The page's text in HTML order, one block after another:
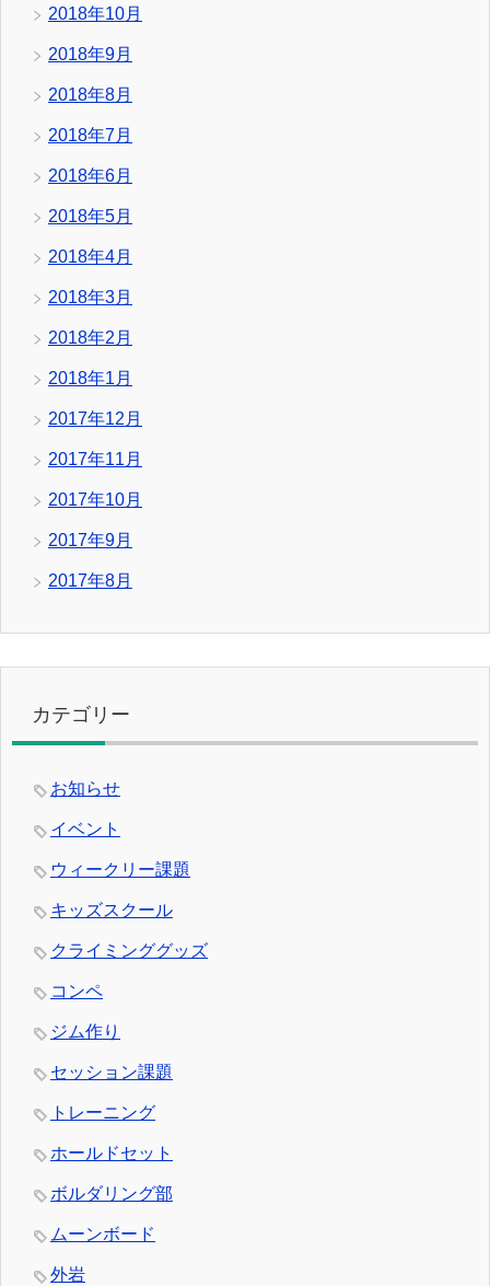
2018年10月
2018年9月
2018年8月
2018年7月
2018年6月
2018年5月
2018年4月
2018年3月
2018年2月
2018年1月
2017年12月
2017年11月
2017年10月
2017年9月
2017年8月
カテゴリー
お知らせ
イベント
ウィークリー課題
キッズスクール
クライミンググッズ
コンペ
ジム作り
セッション課題
トレーニング
ホールドセット
ボルダリング部
ムーンボード
外岩